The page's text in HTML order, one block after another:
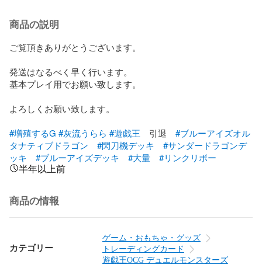
商品の説明
ご覧頂きありがとうございます。
発送はなるべく早く行います。
基本プレイ用でお願い致します。
よろしくお願い致します。
#増殖するG #灰流うらら #遊戯王 引退 #ブルーアイズオル
タナティブドラゴン
#閃刀機デッキ
#サンダードラゴンデ
ッキ
#ブルーアイズデッキ #大量 #リンクリボー
半年以上前
商品の情報
カテゴリー
ゲーム・おもちゃ・グッズ
トレーディングカード
遊戯王OCG デュエルモンスターズ